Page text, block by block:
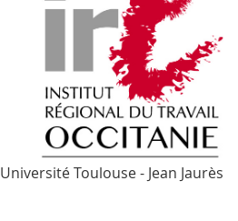
Université Toulouse - Jean Jaurès